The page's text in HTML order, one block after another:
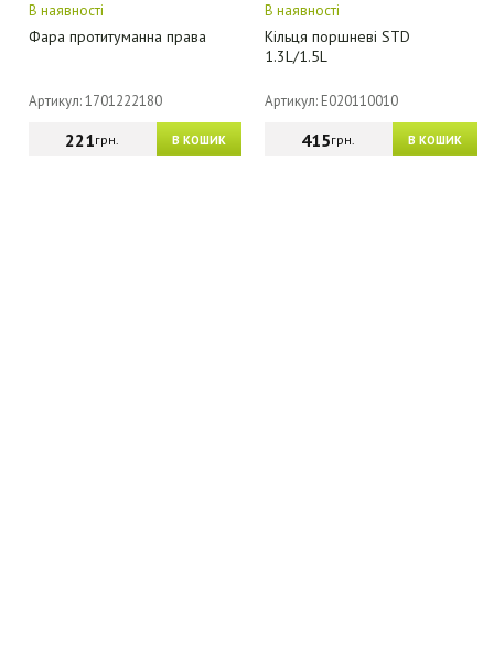
В наявності
Фара протитуманна права
Артикул: 1701222180
В КОШИК
221грн.
В наявності
Кільця поршневі STD
1.3L/1.5L
Артикул: E020110010
В КОШИК
415грн.